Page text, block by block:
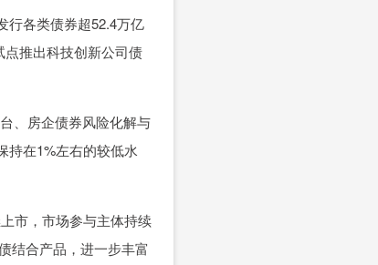
各类债券超52.4万亿
点推出科技创新公司债
、房企债券风险化解与
持在1%左右的较低水
市，市场参与主体持续
结合产品，进一步丰富